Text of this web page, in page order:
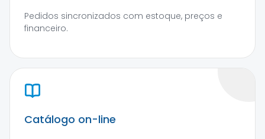
Pedidos sincronizados com estoque, preços e
financeiro.
Catálogo on-line